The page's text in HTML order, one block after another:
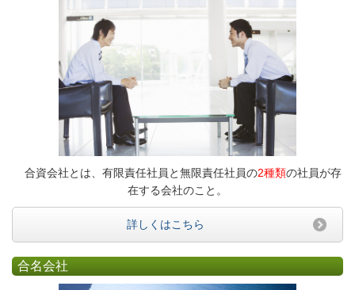
合資会社とは、有限責任社員と無限責任社員の2種類の社員が存
在する会社のこと。
詳しくはこちら
合名会社